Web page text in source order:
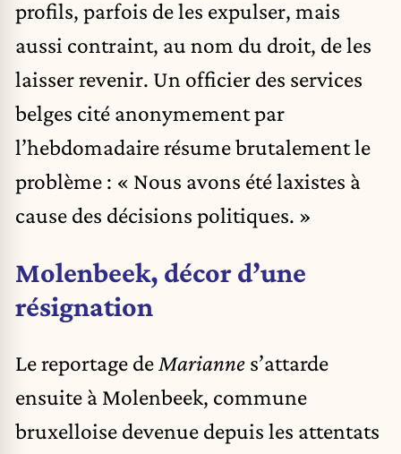
profils, parfois de les expulser, mais
aussi contraint, au nom du droit, de les
laisser revenir. Un officier des services
belges cité anonymement par
l’hebdomadaire résume brutalement le
problème : « Nous avons été laxistes à
cause des décisions politiques. »
Molenbeek, décor d’une
résignation
Le reportage de Marianne s’attarde
ensuite à Molenbeek, commune
bruxelloise devenue depuis les attentats